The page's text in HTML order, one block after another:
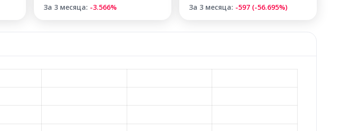
За 3 месяца: -3.566% За 3 месяца: -597 (-56.695%)